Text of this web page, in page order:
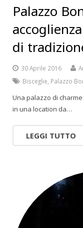
Palazzo
di
30 Aprile 2016
Bisceglie Palazzo
Una palazzo di
in una location da…
LEGGI TUTTO